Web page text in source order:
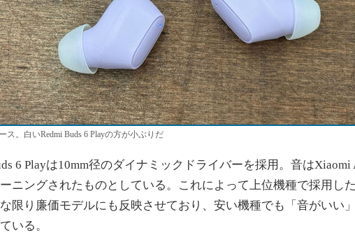
ス。白いRedmi Buds 6 Playの方が小ぶりだ
6 Playは10mm径のダイナミックドライバーを採用。音はXiaomi
ニングされたものとしている。これによって上位機種で採用し
限り廉価モデルにも反映させており、安い機種でも「音がいい
いる。